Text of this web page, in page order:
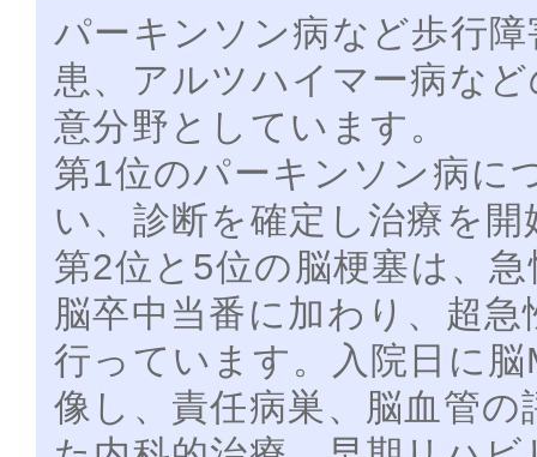
パーキンソン病など歩行
患、アルツハイマー病な
意分野としています。
第1位のパーキンソン病に
い、診断を確定し治療を
第2位と5位の脳梗塞は、
脳卒中当番に加わり、超
行っています。入院日に
像し、責任病巣、脳血管